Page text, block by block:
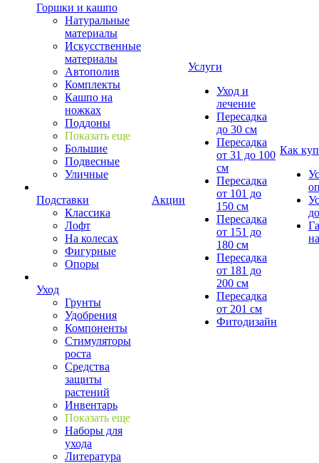
Горшки и кашпо
Натуральные
материалы
Искусственные
материалы
Автополив
Комплекты
Кашпо на
ножках
Поддоны
Показать еще
Большие
Подвесные
Уличные
Подставки
Классика
Лофт
На колесах
Фигурные
Опоры
Уход
Грунты
Удобрения
Компоненты
Стимуляторы
роста
Средства
защиты
растений
Инвентарь
Показать еще
Наборы для
ухода
Литература
Акции
Услуги
Уход и
лечение
Пересадка
до 30 см
Пересадка
от 31 до 100
см
Пересадка
от 101 до
150 см
Пересадка
от 151 до
180 см
Пересадка
от 181 до
200 см
Пересадка
от 201 см
Фитодизайн
Как